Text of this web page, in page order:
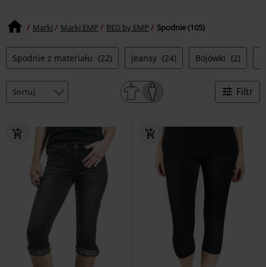
Marki Marki EMP RED by EMP Spodnie (105)
Spodnie z materiału (22) Jeansy (24) Bojówki (2)
Filtr